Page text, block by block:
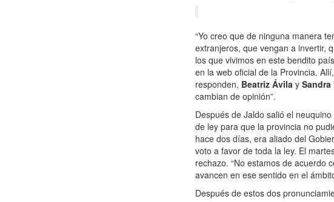
“Yo creo que de ninguna manera
extranjeros, que vengan a invertir,
los que vivimos en este bendito
en la web oficial de la Provincia.
responden, Beatriz Ávila y Sandra
cambian de opinión”.
Después de Jaldo salió el neuquino
de ley para que la provincia no
hace dos días, era aliado del
voto a favor de toda la ley. El
rechazo. “No estamos de acuerdo
avancen en ese sentido en el
Después de estos dos